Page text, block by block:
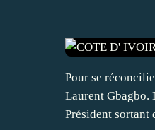
Pour se
Laurent Gbagbo.
Président sortant